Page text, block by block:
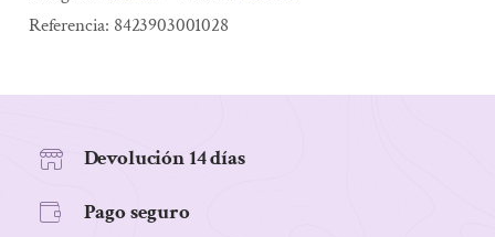
ARGIL
cantidad
Referencia: 8423903001028
Devolución 14 días
Pago seguro